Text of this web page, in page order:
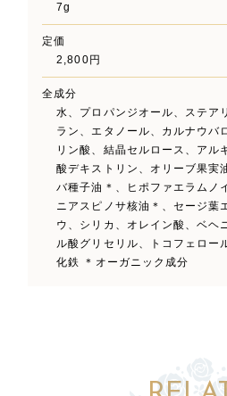
7g
定価
2,800円
全成分
水、プロパンジオール、ステア
ラン、エタノール、カルナウバ
リン酸、結晶セルロース、アル
酸デキストリン、オリーブ果実
バ種子油＊、ヒポファエラムノ
ニアスピノサ核油＊、セージ葉
ウ、シリカ、オレイン酸、ベヘ
ル酸グリセリル、トコフェロー
化鉄 ＊オーガニック成分